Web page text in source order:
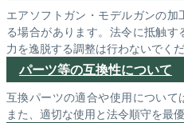
エアソフトガン・モデルガンの加
る場合があります。法令に抵触
力を逸脱する調整は行わないでくだ
パーツ等の互換性について
互換パーツの適合や使用について
また、適切な使用と法令順守を最